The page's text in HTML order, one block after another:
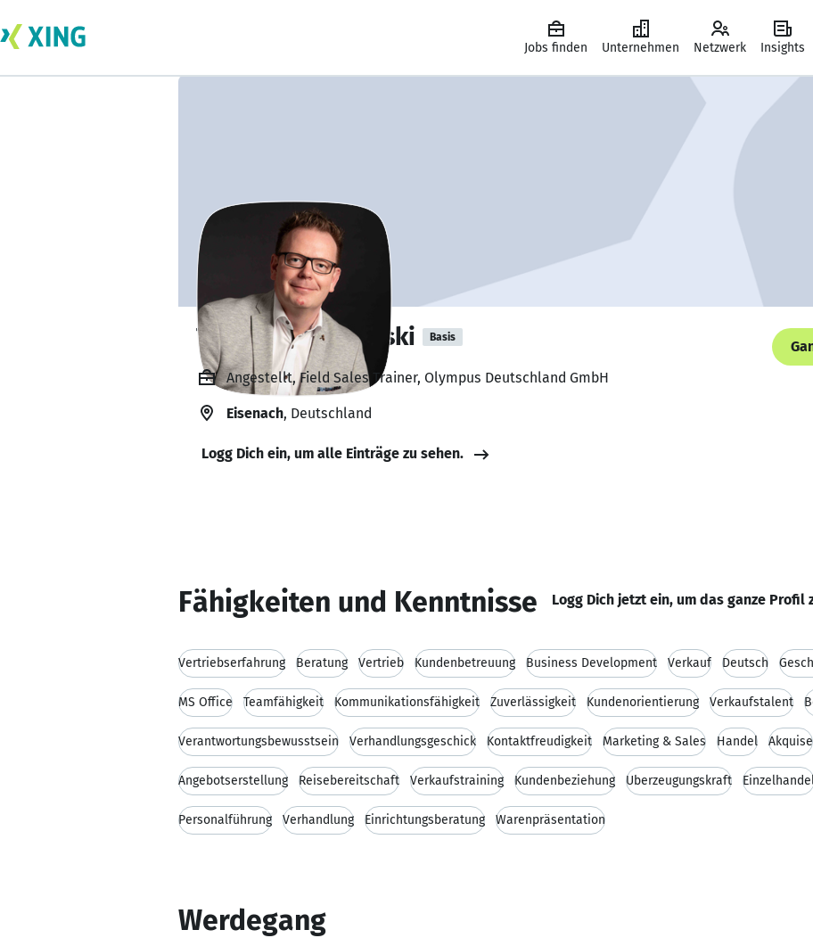
Jobs finden Unternehmen Netzwerk Insights
Tobias Wilschewski Basis
Angestellt, Field Sales Trainer, Olympus Deutschland GmbH
Eisenach, Deutschland
Logg Dich ein, um alle Einträge zu sehen.
Fähigkeiten und Kenntnisse Logg Dich jetzt ein, um das ganze Profil
Vertriebserfahrung Beratung Vertrieb Kundenbetreuung Business Development Verkauf Deutsch
MS Office Teamfähigkeit Kommunikationsfähigkeit Zuverlässigkeit Kundenorientierung Verkaufstalent
Verantwortungsbewusstsein Verhandlungsgeschick Kontaktfreudigkeit Marketing & Sales Handel Akquise
Angebotserstellung Reisebereitschaft Verkaufstraining Kundenbeziehung Überzeugungskraft
Personalführung Verhandlung Einrichtungsberatung Warenpräsentation
Werdegang